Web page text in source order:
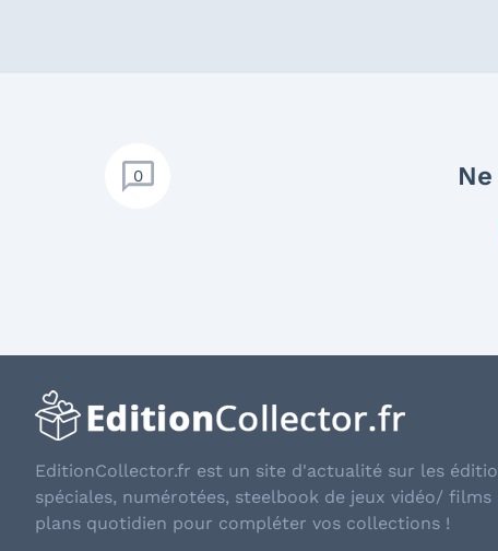
0
EditionCollector.fr est un site d'actualité sur les
spéciales, numérotées, steelbook de jeux vidéo/ films
plans quotidien pour compléter vos collections !